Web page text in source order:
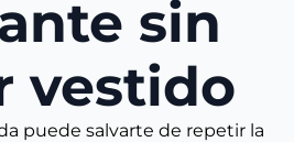
sin
vestido
puede salvarte de repetir la